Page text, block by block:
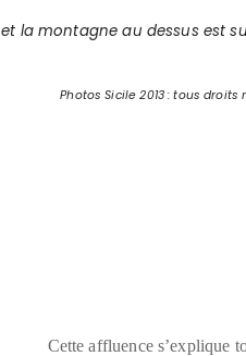
et la montagne au dessus est
Photos Sicile 2013 : tous droits
Cette affluence s’explique